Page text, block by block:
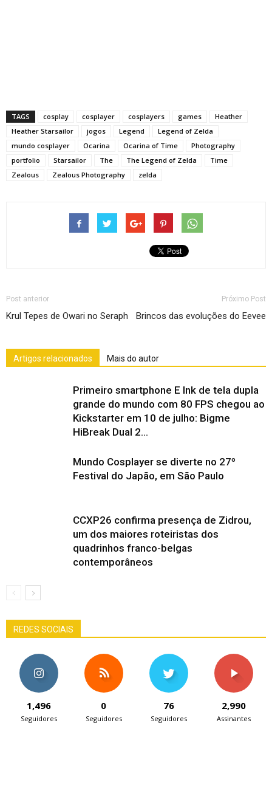
TAGS cosplay cosplayer cosplayers games
Heather
Heather Starsailor
jogos Legend
Legend of Zelda
mundo cosplayer
Ocarina Ocarina of Time
Photography
portfolio
Starsailor The The Legend of Zelda
Time
Zealous
Zealous Photography zelda
Post anterior
Krul Tepes de Owari no Seraph
Próximo Post
Brincos das evoluções do Eevee
Artigos relacionados Mais do autor
Primeiro smartphone E Ink de tela dupla
grande do mundo com 80 FPS chegou ao
Kickstarter em 10 de julho: Bigme
HiBreak Dual 2...
Mundo Cosplayer se diverte no 27º
Festival do Japão, em São Paulo
CCXP26 confirma presença de Zidrou,
um dos maiores roteiristas dos
quadrinhos franco-belgas
contemporâneos
REDES SOCIAIS
1,496
Seguidores
0
Seguidores
76
Seguidores
2,990
Assinantes